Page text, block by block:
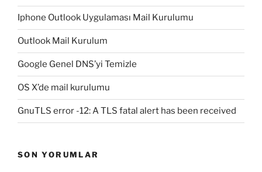
Iphone Outlook Uygulaması Mail Kurulumu
Outlook Mail Kurulum
Google Genel DNS’yi Temizle
OS X’de mail kurulumu
GnuTLS error -12: A TLS fatal alert has been received
SON YORUMLAR